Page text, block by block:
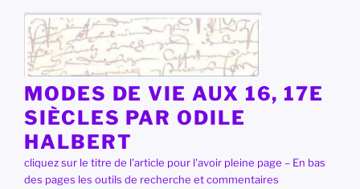
contenu
principal
MODES DE VIE AUX 16, 17E
SIÈCLES PAR ODILE
HALBERT
cliquez sur le titre de l'article pour l'avoir pleine page – En bas
des pages les outils de recherche et commentaires